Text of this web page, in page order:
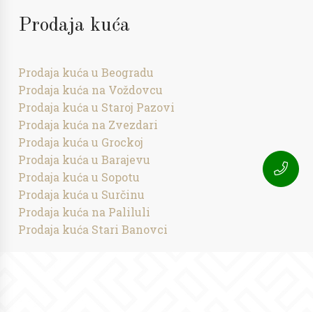
Prodaja kuća
Prodaja kuća u Beogradu
Prodaja kuća na Voždovcu
Prodaja kuća u Staroj Pazovi
Prodaja kuća na Zvezdari
Prodaja kuća u Grockoj
Prodaja kuća u Barajevu
Prodaja kuća u Sopotu
Prodaja kuća u Surčinu
Prodaja kuća na Paliluli
Prodaja kuća Stari Banovci